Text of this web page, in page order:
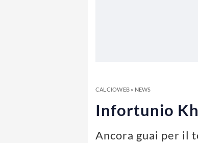
CALCIOWEB» NEWS
Infortunio
Ancora guai per il